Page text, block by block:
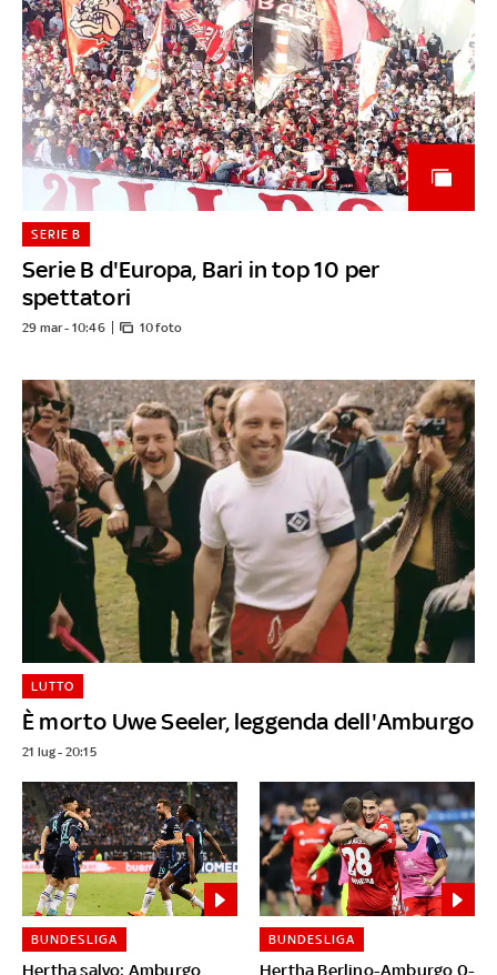
Serie B d'Europa, Bari in top 10 per
spettatori
SERIE B
29 mar - 10:46 10 foto
È morto Uwe Seeler, leggenda dell'Amburgo
LUTTO
21 lug - 20:15
Hertha salvo: Amburgo
BUNDESLIGA
Hertha Berlino-Amburgo 0-
BUNDESLIGA